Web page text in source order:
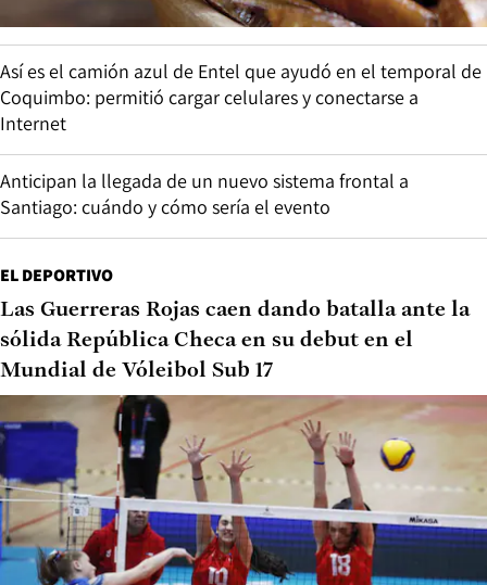
Así es el camión azul de Entel que ayudó en el temporal de
Coquimbo: permitió cargar celulares y conectarse a
Internet
Anticipan la llegada de un nuevo sistema frontal a
Santiago: cuándo y cómo sería el evento
EL DEPORTIVO
Las Guerreras Rojas caen dando batalla ante la
sólida República Checa en su debut en el
Mundial de Vóleibol Sub 17